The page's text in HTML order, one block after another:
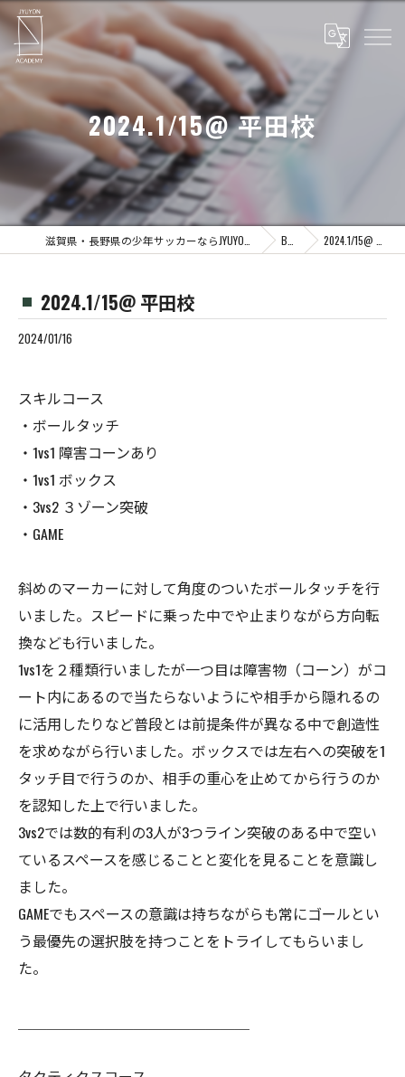
2024.1/15@ 平田校
Blog 2024.1/15@ 平田校
2024.1/15@ 平田校
2024/01/16
スキルコース
・ボールタッチ
・1vs1 障害コーンあり
・1vs1 ボックス
・3vs2 ３ゾーン突破
・GAME
斜めのマーカーに対して角度のついたボールタッチを行
いました。スピードに乗った中でや止まりながら方向転
換なども行いました。
1vs1を２種類行いましたが一つ目は障害物（コーン）がコ
ート内にあるので当たらないようにや相手から隠れるの
に活用したりなど普段とは前提条件が異なる中で創造性
を求めながら行いました。ボックスでは左右への突破を1
タッチ目で行うのか、相手の重心を止めてから行うのか
を認知した上で行いました。
3vs2では数的有利の3人が3つライン突破のある中で空い
ているスペースを感じることと変化を見ることを意識し
ました。
GAMEでもスペースの意識は持ちながらも常にゴールとい
う最優先の選択肢を持つことをトライしてもらいまし
た。